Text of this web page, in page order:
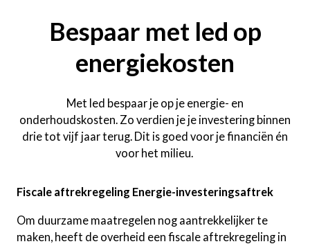
Bespaar met led op
energiekosten
Met led bespaar je op je energie- en
onderhoudskosten. Zo verdien je je investering binnen
drie tot vijf jaar terug. Dit is goed voor je financiën én
voor het milieu.
Fiscale aftrekregeling Energie-investeringsaftrek
Om duurzame maatregelen nog aantrekkelijker te
maken, heeft de overheid een fiscale aftrekregeling in